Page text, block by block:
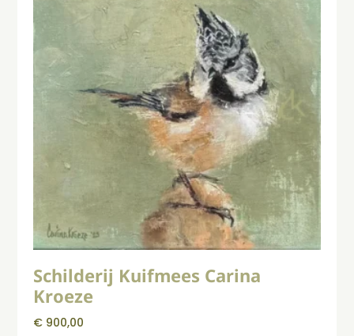
Schilderij Kuifmees Carina
Kroeze
€ 900,00